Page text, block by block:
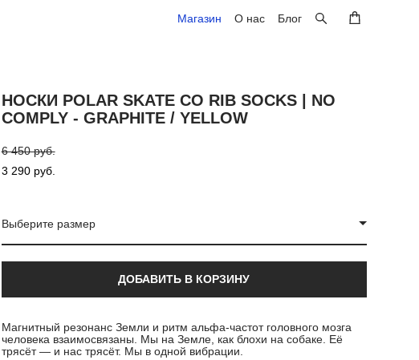
Магазин О нас Блог
Магазин О нас Блог
НОСКИ POLAR SKATE CO RIB SOCKS | NO
COMPLY - GRAPHITE / YELLOW
6 450 pуб.
3 290 pуб.
Выберите размер
ДОБАВИТЬ В КОРЗИНУ
Магнитный резонанс Земли и ритм альфа-частот головного мозга
человека взаимосвязаны. Мы на Земле, как блохи на собаке. Её
трясёт — и нас трясёт. Мы в одной вибрации.